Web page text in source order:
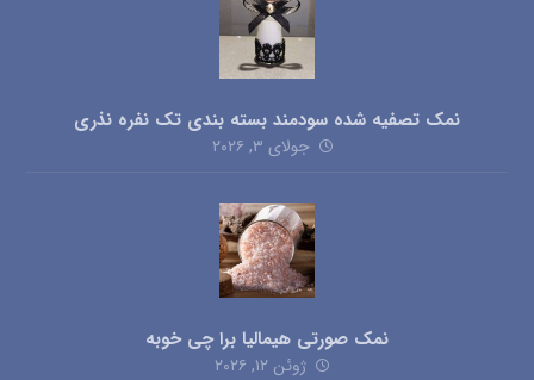
نمک تصفیه شده سودمند بسته بندی تک نفره نذری
جولای ۳, ۲۰۲۶
نمک صورتی هیمالیا برا چی خوبه
ژوئن ۱۲, ۲۰۲۶